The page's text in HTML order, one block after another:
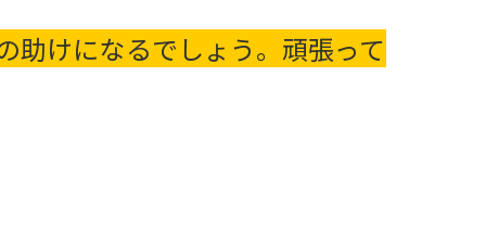
助けになるでしょう。頑張って